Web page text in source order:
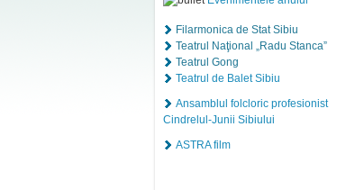
Filarmonica de Stat Sibiu
Teatrul Naţional „Radu Stanca”
Teatrul Gong
Teatrul de Balet Sibiu
Ansamblul folcloric profesionist
Cindrelul-Junii Sibiului
ASTRA film